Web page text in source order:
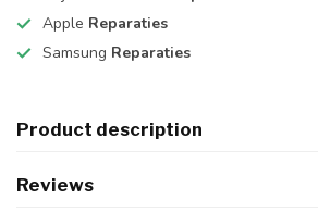
Apple Reparaties
Samsung Reparaties
Product description
Reviews